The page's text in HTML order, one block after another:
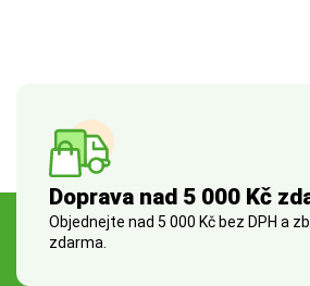
Doprava nad 5 000 Kč
Objednejte nad 5 000 Kč bez DPH a
zdarma.